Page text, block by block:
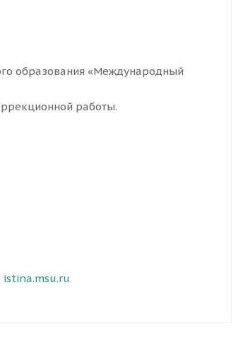
образования «Международный
работы.
istina.msu.ru